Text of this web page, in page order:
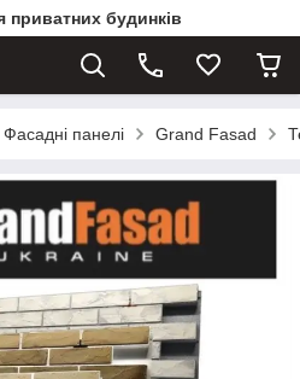
приватних будинків
Фасадні панелі Grand Fasad